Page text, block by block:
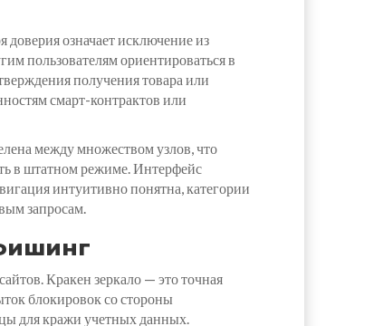
означает исключение из
пользователям ориентироваться в
получения товара или
смарт-контрактов или
между множеством узлов, что
в штатном режиме. Интерфейс
интуитивно понятна, категории
запросам.
Кракен зеркало — это точная
блокировок со стороны
для кражи учетных данных.